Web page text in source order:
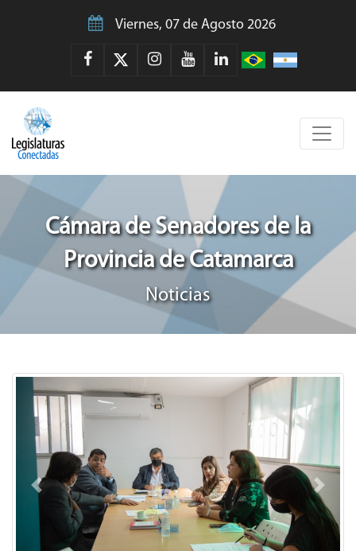
Viernes, 07 de Agosto 2026
Cámara de Senadores de la
Provincia de Catamarca
Noticias
Previous Next